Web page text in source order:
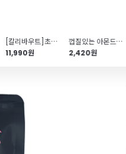
[칼리바우트]초코칩(1kg)
11,990원
껍질있는 아몬드슬라이스(Almond\/80g)
2,420원